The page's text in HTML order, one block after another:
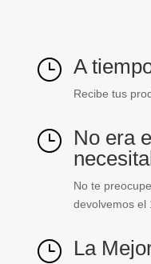
} A
Recibe tus
} No era
No te
devolvemos el
} La